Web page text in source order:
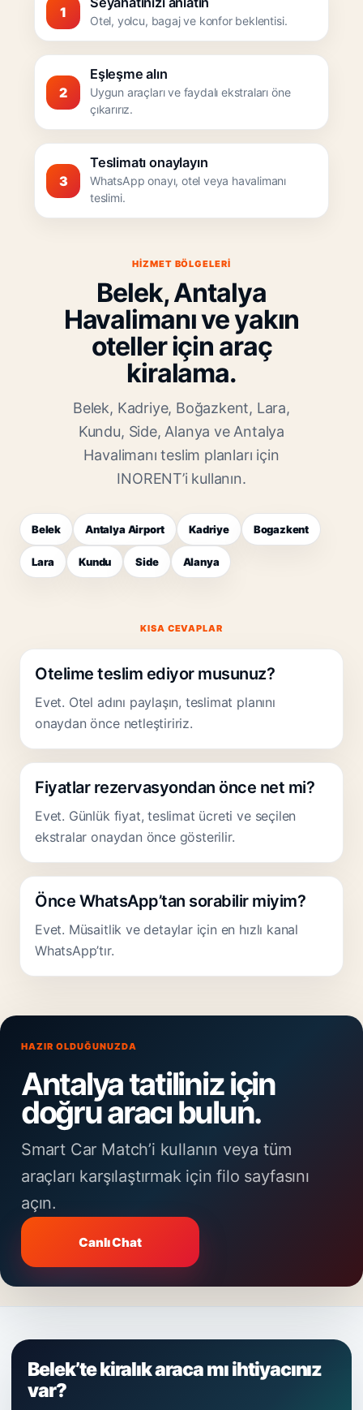
1
Otel, yolcu, bagaj ve konfor beklentisi.
2
Eşleşme alın
Uygun araçları ve faydalı ekstraları öne
çıkarırız.
3
Teslimatı onaylayın
WhatsApp onayı, otel veya havalimanı
teslimi.
HIZMET BÖLGELERI
Belek, Antalya
Havalimanı ve yakın
oteller için araç
kiralama.
Belek, Kadriye, Boğazkent, Lara,
Kundu, Side, Alanya ve Antalya
Havalimanı teslim planları için
INORENT’i kullanın.
Belek Antalya Airport Kadriye Bogazkent
Lara Kundu Side Alanya
KISA CEVAPLAR
Otelime teslim ediyor musunuz?
Evet. Otel adını paylaşın, teslimat planını
onaydan önce netleştiririz.
Fiyatlar rezervasyondan önce net mi?
Evet. Günlük fiyat, teslimat ücreti ve seçilen
ekstralar onaydan önce gösterilir.
Önce WhatsApp’tan sorabilir miyim?
Evet. Müsaitlik ve detaylar için en hızlı kanal
WhatsApp’tır.
HAZIR OLDUĞUNUZDA
Antalya tatiliniz için
doğru aracı bulun.
Smart Car Match’i kullanın veya tüm
araçları karşılaştırmak için filo sayfasını
açın.
Canlı Chat
Belek’te kiralık araca mı ihtiyacınız
var?